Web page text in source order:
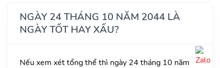
NGÀY 24 THÁNG 10 NĂM 2044 LÀ
NGÀY TỐT HAY XẤU?
Nếu xem xét tổng thể thì ngày 24 tháng 10 năm